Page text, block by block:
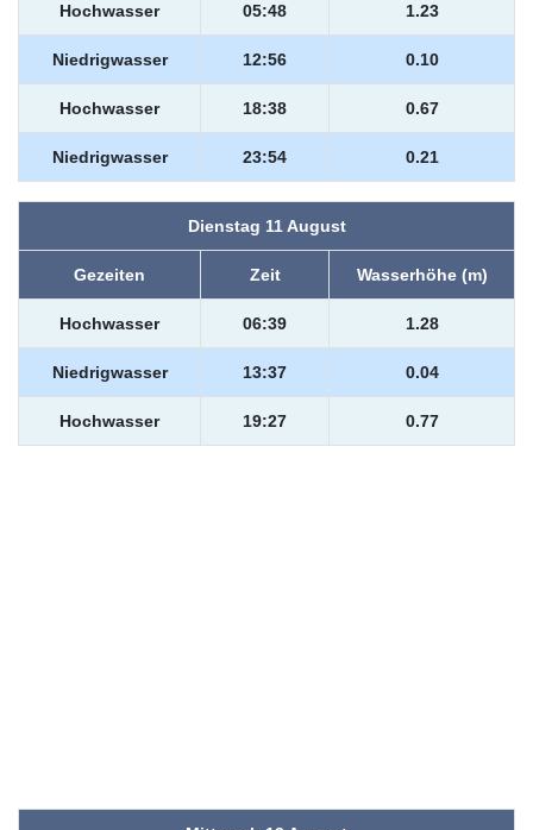
Hochwasser 05:48 1.23
Niedrigwasser 12:56 0.10
Hochwasser 18:38 0.67
Niedrigwasser 23:54 0.21
Dienstag 11 August
Gezeiten Zeit Wasserhöhe (m)
Hochwasser 06:39 1.28
Niedrigwasser 13:37 0.04
Hochwasser 19:27 0.77